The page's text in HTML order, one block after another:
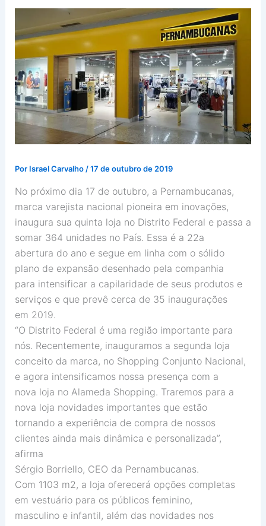
Por Israel Carvalho /17 de outubro de 2019
No próximo dia 17 de outubro, a Pernambucanas,
marca varejista nacional pioneira em inovações,
inaugura sua quinta loja no Distrito Federal e passa a
somar 364 unidades no País. Essa é a 22a
abertura do ano e segue em linha com o sólido
plano de expansão desenhado pela companhia
para intensificar a capilaridade de seus produtos e
serviços e que prevê cerca de 35 inaugurações
em 2019.
“O Distrito Federal é uma região importante para
nós. Recentemente, inauguramos a segunda loja
conceito da marca, no Shopping Conjunto Nacional,
e agora intensificamos nossa presença com a
nova loja no Alameda Shopping. Traremos para a
nova loja novidades importantes que estão
tornando a experiência de compra de nossos
clientes ainda mais dinâmica e personalizada”,
afirma
Sérgio Borriello, CEO da Pernambucanas.
Com 1103 m2, a loja oferecerá opções completas
em vestuário para os públicos feminino,
masculino e infantil, além das novidades nos